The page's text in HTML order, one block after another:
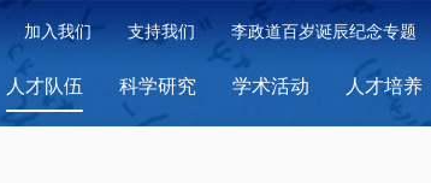
加入我们 支持我们 李政道百岁诞辰纪念专题
人才队伍 科学研究 学术活动 人才培养